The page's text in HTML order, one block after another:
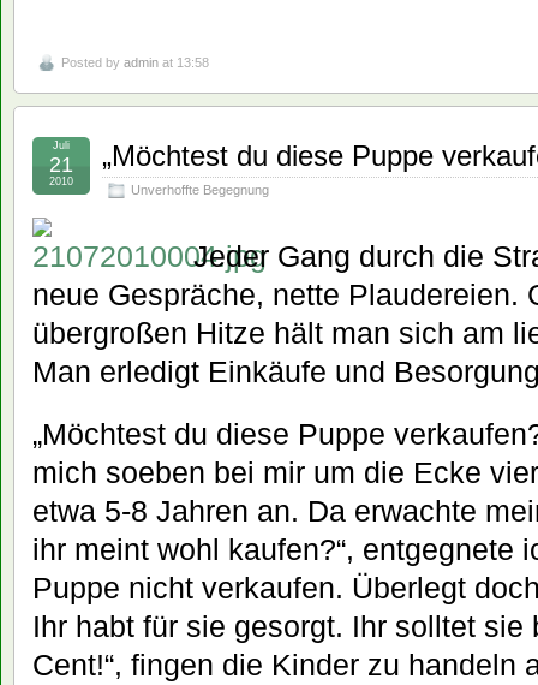
Posted by admin at 13:58
„Möchtest du diese Puppe
Unverhoffte Begegnung
Juli
21
2010
Jeder Gang durch die
neue Gespräche, nette Plaudereien.
übergroßen Hitze hält man sich am
Man erledigt Einkäufe und
„Möchtest du diese Puppe
mich soeben bei mir um die Ecke
etwa 5-8 Jahren an. Da erwachte
ihr meint wohl kaufen?“, entgegnete
Puppe nicht verkaufen. Überlegt
Ihr habt für sie gesorgt. Ihr solltet sie
Cent!“, fingen die Kinder zu handeln